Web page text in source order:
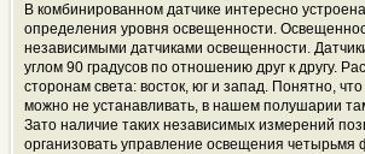
В комбинированном датчике интересно
определения уровня освещенности.
независимыми датчиками освещенности.
углом 90 градусов по отношению друг к другу.
сторонам света: восток, юг и запад. Понятно,
можно не устанавливать, в нашем полушарии
Зато наличие таких независимых измерений
организовать управление освещения